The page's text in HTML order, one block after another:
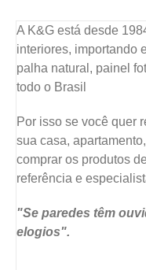
A K&G está desde
interiores, importando
palha natural, painel
todo o Brasil
Por isso se você quer
sua casa,
comprar os produtos
referência e
"Se paredes têm
elogios".